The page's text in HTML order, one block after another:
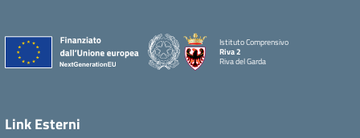
Istituto Comprensivo
Riva 2
Riva del Garda
Link Esterni